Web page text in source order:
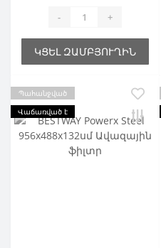
- +
ԿՑԵԼ ԶԱՄԲՅՈՒՂԻՆ
Պահանջված
Վաճառված է